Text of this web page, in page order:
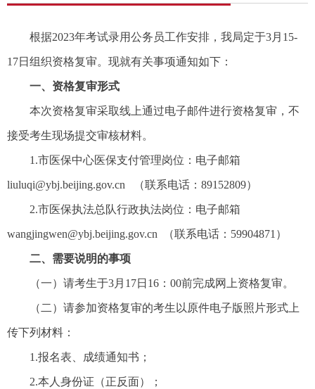
根据2023年考试录用公务员工作安排，我局定于3月15-
17日组织资格复审。现就有关事项通知如下：
一、资格复审形式
本次资格复审采取线上通过电子邮件进行资格复审，不
接受考生现场提交审核材料。
1.市医保中心医保支付管理岗位：电子邮箱
liuluqi@ybj.beijing.gov.cn （联系电话：89152809）
2.市医保执法总队行政执法岗位：电子邮箱
wangjingwen@ybj.beijing.gov.cn （联系电话：59904871）
二、需要说明的事项
（一）请考生于3月17日16：00前完成网上资格复审。
（二）请参加资格复审的考生以原件电子版照片形式上
传下列材料：
1.报名表、成绩通知书；
2.本人身份证（正反面）；